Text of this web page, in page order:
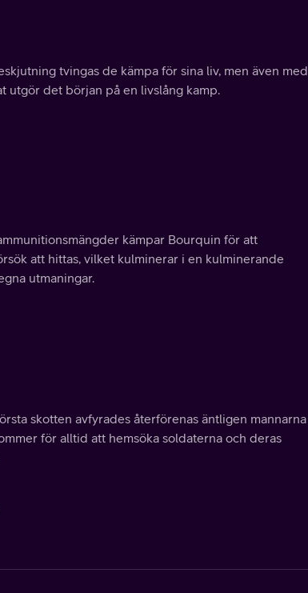
tvingas de kämpa för sina liv, men även med
utgör det början på en livslång kamp.
kämpar Bourquin för att
att hittas, vilket kulminerar i en kulminerande
utmaningar.
skotten avfyrades återförenas äntligen mannarna
för alltid att hemsöka soldaterna och deras